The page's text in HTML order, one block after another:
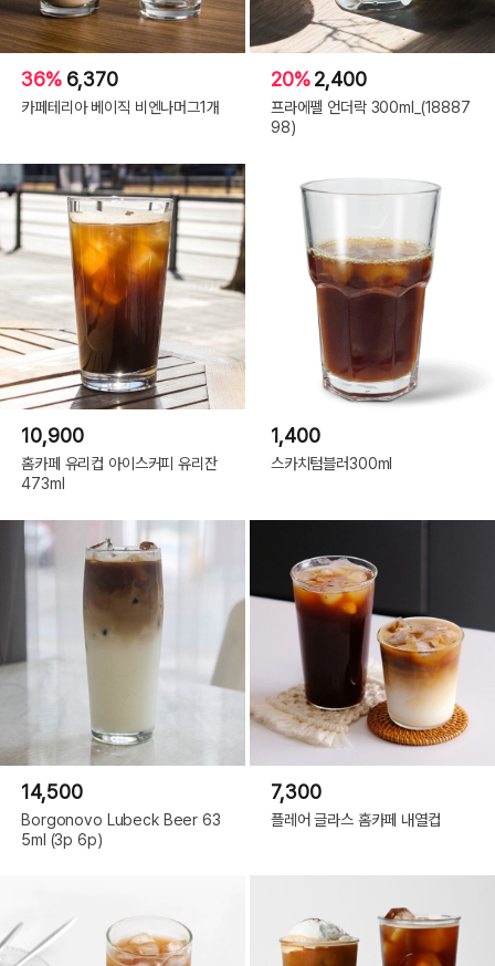
36% 6,370
카페테리아 베이직 비엔나머그1개
20%2,400
프라에펠 언더락 300ml_(18887
98)
10,900
홈카페 유리컵 아이스커피 유리잔
473ml
1,400
스카치텀블러300ml
14,500
Borgonovo Lubeck Beer 63
5ml (3p 6p)
7,300
플레어 글라스 홈카페 내열컵